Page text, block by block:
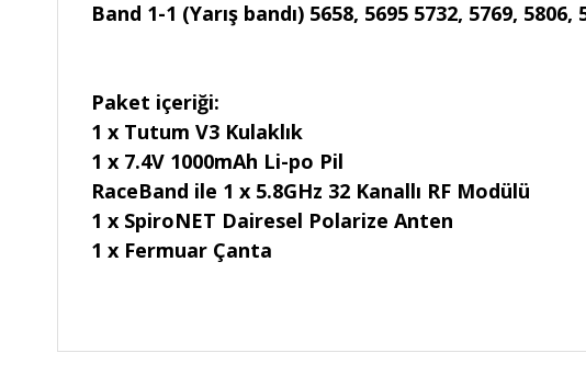
Band 1-1 (Yarış bandı) 5658, 5695 5732, 5769, 5806,
Paket içeriği:
1 x Tutum V3 Kulaklık
1 x 7.4V 1000mAh Li-po Pil
RaceBand ile 1 x 5.8GHz 32 Kanallı RF Modülü
1 x SpiroNET Dairesel Polarize Anten
1 x Fermuar Çanta